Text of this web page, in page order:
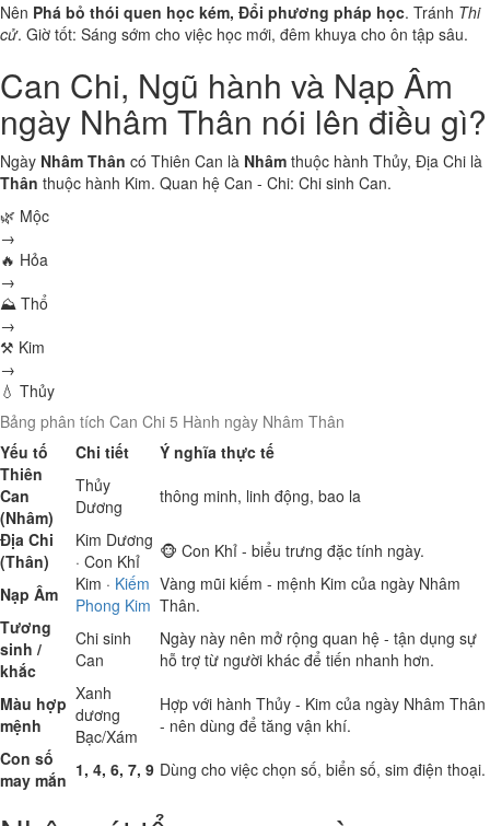
Nên Phá bỏ thói quen học kém, Đổi phương pháp học. Tránh Thi
cử. Giờ tốt: Sáng sớm cho việc học mới, đêm khuya cho ôn tập sâu.
Can Chi, Ngũ hành và Nạp Âm
ngày Nhâm Thân nói lên điều gì?
Ngày Nhâm Thân có Thiên Can là Nhâm thuộc hành Thủy, Địa Chi là
Thân thuộc hành Kim. Quan hệ Can - Chi: Chi sinh Can.
🌿 Mộc
→
🔥 Hỏa
→
⛰ Thổ
→
⚒ Kim
→
💧 Thủy
Bảng phân tích Can Chi 5 Hành ngày Nhâm Thân
Yếu tố
Chi tiết
Ý nghĩa thực tế
Thiên
Can
(Nhâm)
Thủy
Dương
thông minh, linh động, bao la
Địa Chi
(Thân)
Kim Dương
· Con Khỉ
🐵 Con Khỉ - biểu trưng đặc tính ngày.
Nạp Âm
Kim · Kiếm
Phong Kim
Vàng mũi kiếm - mệnh Kim của ngày Nhâm
Thân.
Tương
sinh /
khắc
Chi sinh
Can
Ngày này nên mở rộng quan hệ - tận dụng sự
hỗ trợ từ người khác để tiến nhanh hơn.
Màu hợp
mệnh
Xanh
dương
Bạc/Xám
Hợp với hành Thủy - Kim của ngày Nhâm Thân
- nên dùng để tăng vận khí.
Con số
may mắn 1, 4, 6, 7, 9 Dùng cho việc chọn số, biển số, sim điện thoại.